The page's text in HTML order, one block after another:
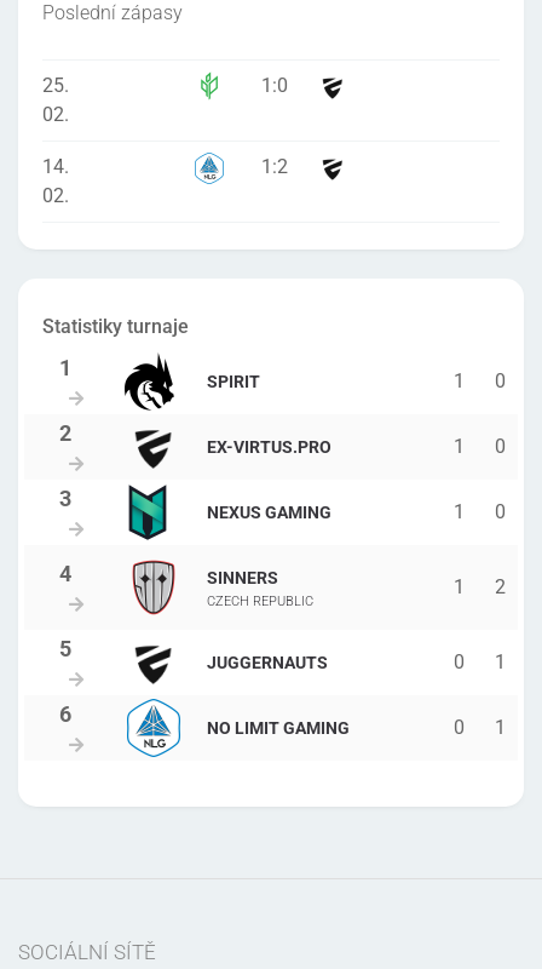
Poslední zápasy
25.
02.
1 :0
14.
02.
1 :2
Statistiky turnaje
SPIRIT 1 0
EX-VIRTUS.PRO 1 0
NEXUS GAMING 1 0
SINNERS
CZECH REPUBLIC
1 2
JUGGERNAUTS 0 1
NO LIMIT GAMING 0 1
SOCIÁLNÍ SÍTĚ